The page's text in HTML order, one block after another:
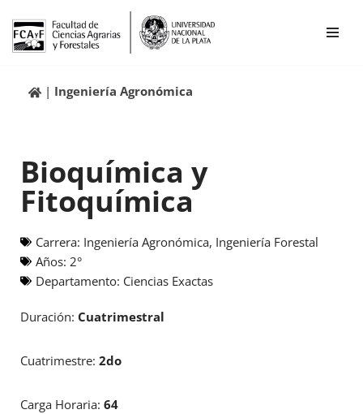
Ir
contenidoIngeniería Agronómica
Bioquímica y
Fitoquímica
Carrera: Ingeniería Agronómica, Ingeniería Forestal
Años: 2°
Departamento: Ciencias Exactas
Duración: Cuatrimestral
Cuatrimestre: 2do
Carga Horaria: 64